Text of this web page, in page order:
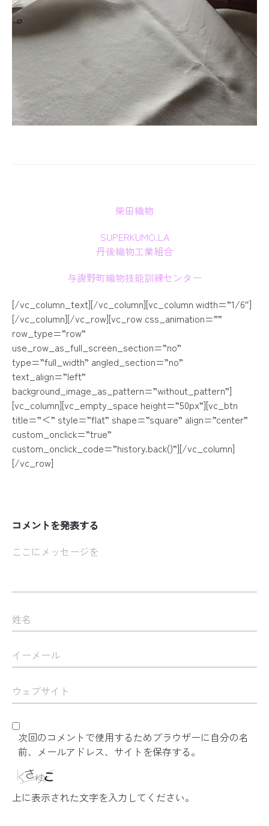
柴田織物
SUPERKUMO.LA
丹後織物工業組合
与謝野町織物技能訓練センター
[/vc_column_text][/vc_column][vc_column width=”1/6″]
[/vc_column][/vc_row][vc_row css_animation=””
row_type=”row”
use_row_as_full_screen_section=”no”
type=”full_width” angled_section=”no”
text_align=”left”
background_image_as_pattern=”without_pattern”]
[vc_column][vc_empty_space height=”50px”][vc_btn
title=”＜” style=”flat” shape=”square” align=”center”
custom_onclick=”true”
custom_onclick_code=”history.back()”][/vc_column]
[/vc_row]
コメントを発表する
次回のコメントで使用するためブラウザーに自分の名
前、メールアドレス、サイトを保存する。
上に表示された文字を入力してください。